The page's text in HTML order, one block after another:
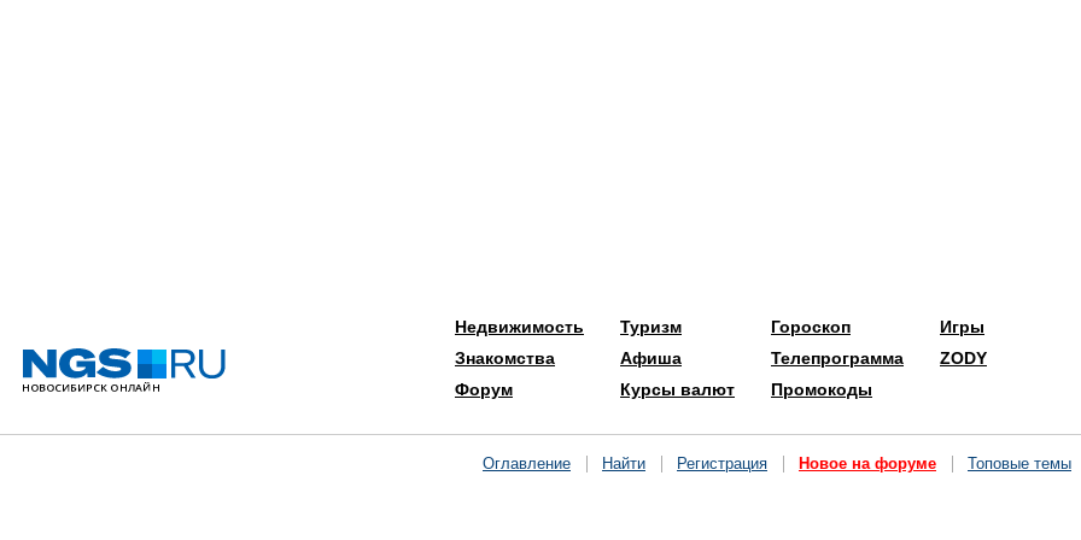
Недвижимость
Знакомства
Форум
Туризм
Афиша
Курсы валют
Гороскоп
Телепрограмма
Промокоды
Игры
ZODY
Оглавление Найти Регистрация Новое на форуме Топовые темы